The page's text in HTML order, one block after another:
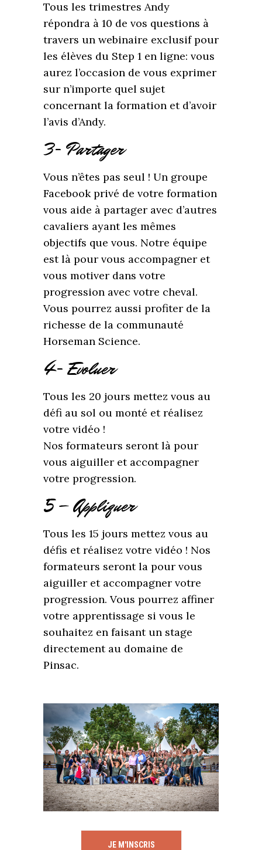
Tous les trimestres Andy
répondra à 10 de vos questions à
travers un webinaire exclusif pour
les élèves du Step 1 en ligne: vous
aurez l’occasion de vous exprimer
sur n’importe quel sujet
concernant la formation et d’avoir
l’avis d’Andy.
3- Partager
Vous n’êtes pas seul ! Un groupe
Facebook privé de votre formation
vous aide à partager avec d’autres
cavaliers ayant les mêmes
objectifs que vous. Notre équipe
est là pour vous accompagner et
vous motiver dans votre
progression avec votre cheval.
Vous pourrez aussi profiter de la
richesse de la communauté
Horseman Science.
4- Evoluer
Tous les 20 jours mettez vous au
défi au sol ou monté et réalisez
votre vidéo !
Nos formateurs seront là pour
vous aiguiller et accompagner
votre progression.
5 – Appliquer
Tous les 15 jours mettez vous au
défis et réalisez votre vidéo ! Nos
formateurs seront la pour vous
aiguiller et accompagner votre
progression. Vous pourrez affiner
votre apprentissage si vous le
souhaitez en faisant un stage
directement au domaine de
Pinsac.
JE M'INSCRIS